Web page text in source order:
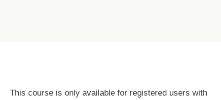
This course is only available for registered users with